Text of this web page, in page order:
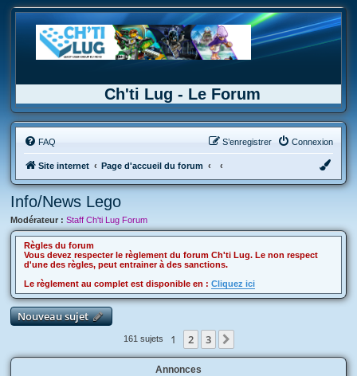
Ch'ti Lug - Le Forum
FAQ Connexion
S’enregistrer
Site internet Page d'accueil du forum
Info/News Lego
Modérateur : Staff Ch'ti Lug Forum
Règles du forum
Vous devez respecter le règlement du forum Ch'ti Lug. Le non respect
d'une des règles, peut entrainer à des sanctions.
Le règlement au complet est disponible en : Cliquez ici
Nouveau sujet
161 sujets 1 2 3
Annonces